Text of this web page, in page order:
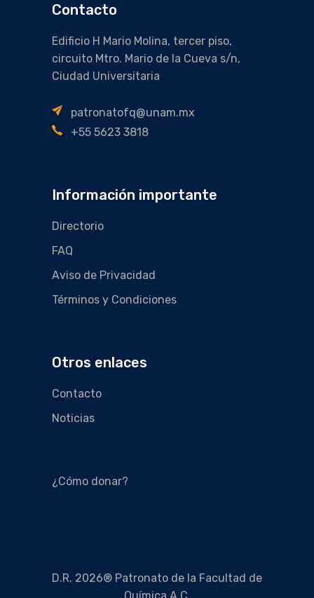
Contacto
Edificio H Mario Molina, tercer piso,
circuito Mtro. Mario de la Cueva s/n,
Ciudad Universitaria
patronatofq@unam.mx
+55 5623 3818
Información importante
Directorio
FAQ
Aviso de Privacidad
Términos y Condiciones
Otros enlaces
Contacto
Noticias
¿Cómo donar?
D.R. 2026® Patronato de la Facultad de